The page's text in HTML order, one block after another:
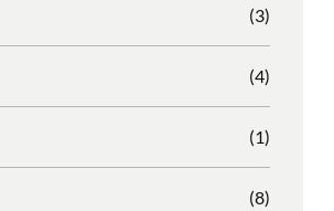
(3)
(4)
(1)
(8)